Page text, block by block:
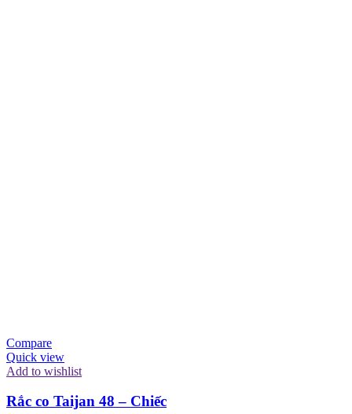
Compare
Quick view
Add to wishlist
Rắc co Taijan 48 – Chiếc